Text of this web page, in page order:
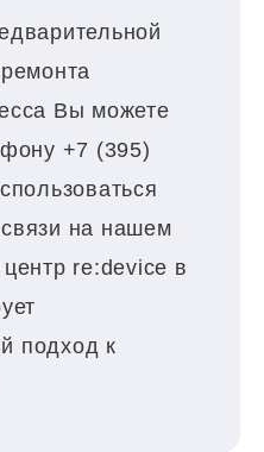
Вы можете
+7 (395)
на нашем
re:device в
подход к